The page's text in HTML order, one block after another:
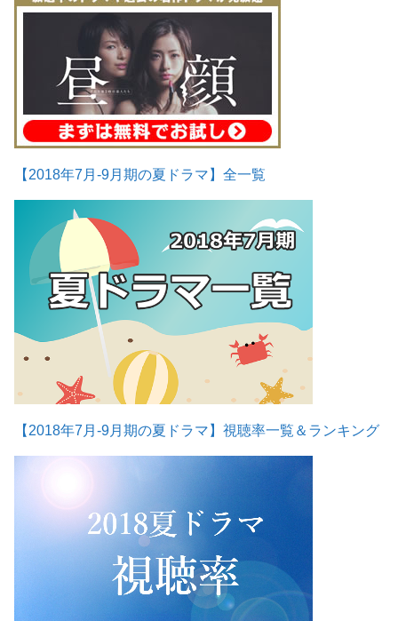
【2018年7月-9月期の夏ドラマ】全一覧
【2018年7月-9月期の夏ドラマ】視聴率一覧＆ランキング